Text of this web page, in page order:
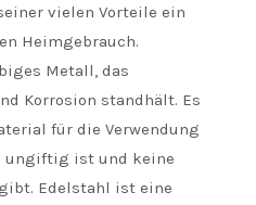
vielen Vorteile ein
Heimgebrauch.
Metall, das
Korrosion standhält. Es
für die Verwendung
ungiftig ist und keine
Edelstahl ist eine